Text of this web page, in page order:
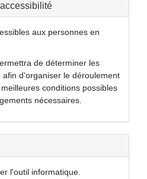
aux personnes en
de déterminer les
d'organiser le déroulement
conditions possibles
nécessaires.
l'outil informatique.